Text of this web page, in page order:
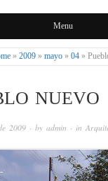
DEMenu
» 2009 » mayo » 04 »
NUEVO
2009 · by admin · in